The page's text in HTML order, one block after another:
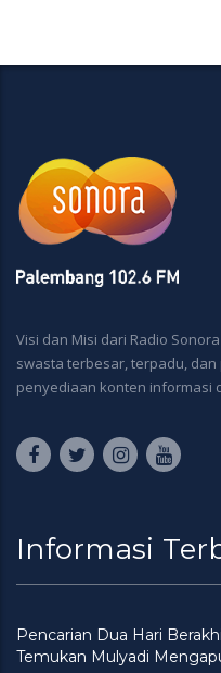
Visi dan Misi dari Radio
swasta terbesar, terpadu,
penyediaan konten informasi
Informasi
Pencarian Dua Hari
Temukan Mulyadi